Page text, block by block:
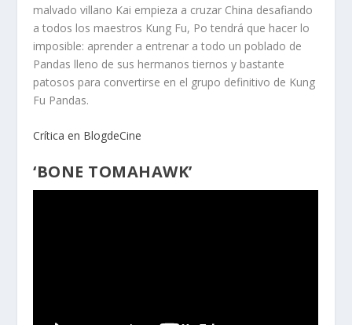
malvado villano Kai empieza a cruzar China desafiando
a todos los maestros Kung Fu, Po tendrá que hacer lo
imposible: aprender a entrenar a todo un poblado de
Pandas lleno de sus hermanos tiernos y bastante
patosos para convertirse en el grupo definitivo de Kung
Fu Pandas.
Crítica en BlogdeCine
‘BONE TOMAHAWK’